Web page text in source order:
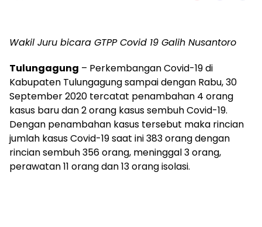
Wakil Juru bicara GTPP Covid 19 Galih Nusantoro
Tulungagung – Perkembangan Covid-19 di
Kabupaten Tulungagung sampai dengan Rabu, 30
September 2020 tercatat penambahan 4 orang
kasus baru dan 2 orang kasus sembuh Covid-19.
Dengan penambahan kasus tersebut maka rincian
jumlah kasus Covid-19 saat ini 383 orang dengan
rincian sembuh 356 orang, meninggal 3 orang,
perawatan 11 orang dan 13 orang isolasi.